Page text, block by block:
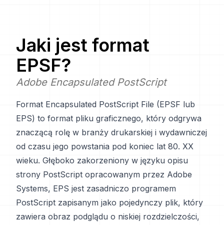
Jaki jest format
EPSF?
Adobe Encapsulated PostScript
Format Encapsulated PostScript File (EPSF lub
EPS) to format pliku graficznego, który odgrywa
znaczącą rolę w branży drukarskiej i wydawniczej
od czasu jego powstania pod koniec lat 80. XX
wieku. Głęboko zakorzeniony w języku opisu
strony PostScript opracowanym przez Adobe
Systems, EPS jest zasadniczo programem
PostScript zapisanym jako pojedynczy plik, który
zawiera obraz podglądu o niskiej rozdzielczości,